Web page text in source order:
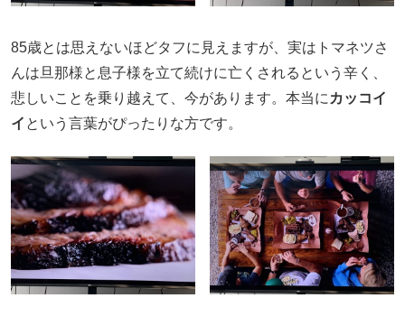
85歳とは思えないほどタフに見えますが、実はトマネツさ
んは旦那様と息子様を立て続けに亡くされるという辛く、
悲しいことを乗り越えて、今があります。本当に カッコイ
イ という言葉がぴったりな方です。